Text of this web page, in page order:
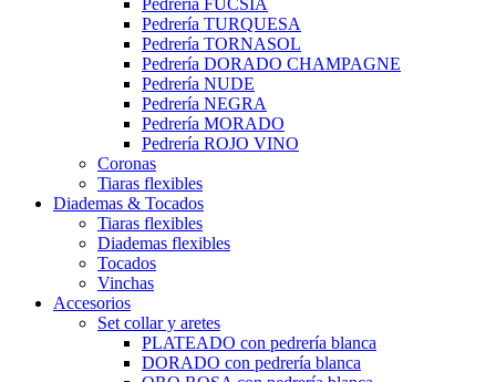
Pedrería FUCSIA
Pedrería TURQUESA
Pedrería TORNASOL
Pedrería DORADO CHAMPAGNE
Pedrería NUDE
Pedrería NEGRA
Pedrería MORADO
Pedrería ROJO VINO
Coronas
Tiaras flexibles
Diademas & Tocados
Tiaras flexibles
Diademas flexibles
Tocados
Vinchas
Accesorios
Set collar y aretes
PLATEADO con pedrería blanca
DORADO con pedrería blanca